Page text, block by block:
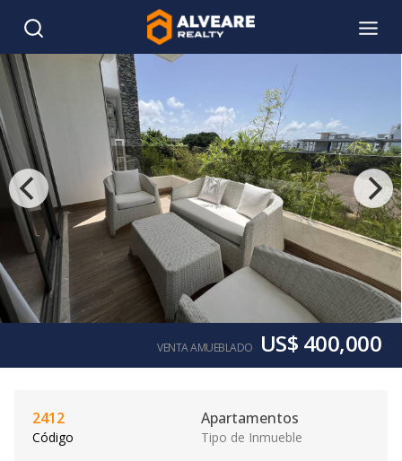
VENTA AMUEBLADO US$ 400,000
2412
Código
Apartamentos
Tipo de Inmueble